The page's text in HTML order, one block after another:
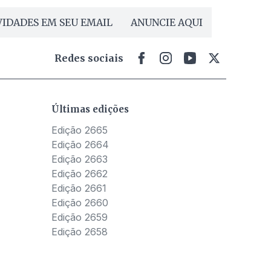
EM SEU EMAIL ANUNCIE AQUI
Redes sociais
Últimas edições
Edição 2665
Edição 2664
Edição 2663
Edição 2662
Edição 2661
Edição 2660
Edição 2659
Edição 2658